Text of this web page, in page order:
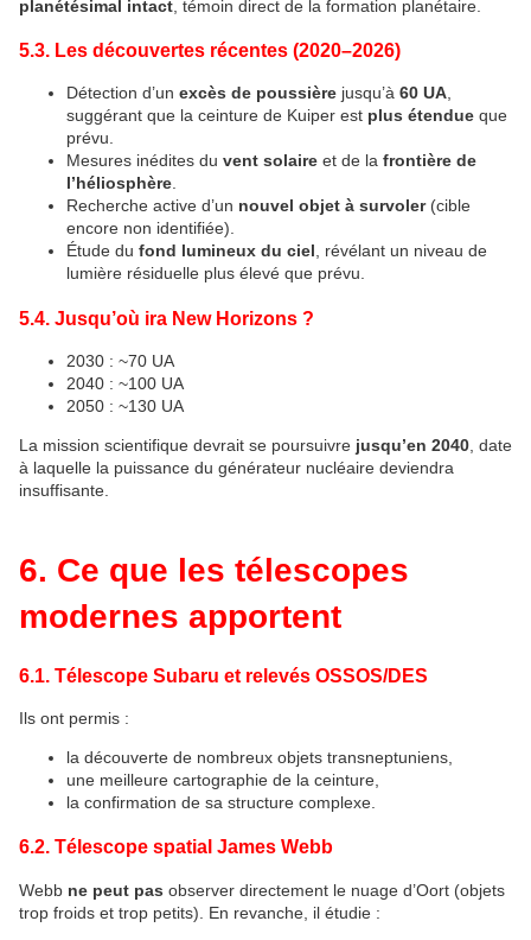
planétésimal intact , témoin direct de la formation planétaire.
5.3. Les découvertes récentes (2020–2026)
Détection d’un excès de poussière jusqu’à 60 UA,
suggérant que la ceinture de Kuiper est plus étendue que
prévu.
Mesures inédites du vent solaire et de la frontière de
l’héliosphère.
Recherche active d’un nouvel objet à survoler (cible
encore non identifiée).
Étude du fond lumineux du ciel, révélant un niveau de
lumière résiduelle plus élevé que prévu.
5.4. Jusqu’où ira New Horizons ?
2030 : ~70 UA
2040 : ~100 UA
2050 : ~130 UA
La mission scientifique devrait se poursuivre jusqu’en 2040 , date
à laquelle la puissance du générateur nucléaire deviendra
insuffisante.
6. Ce que les télescopes
modernes apportent
6.1. Télescope Subaru et relevés OSSOS/DES
Ils ont permis :
la découverte de nombreux objets transneptuniens,
une meilleure cartographie de la ceinture,
la confirmation de sa structure complexe.
6.2. Télescope spatial James Webb
Webb ne peut pas observer directement le nuage d’Oort (objets
trop froids et trop petits). En revanche, il étudie :